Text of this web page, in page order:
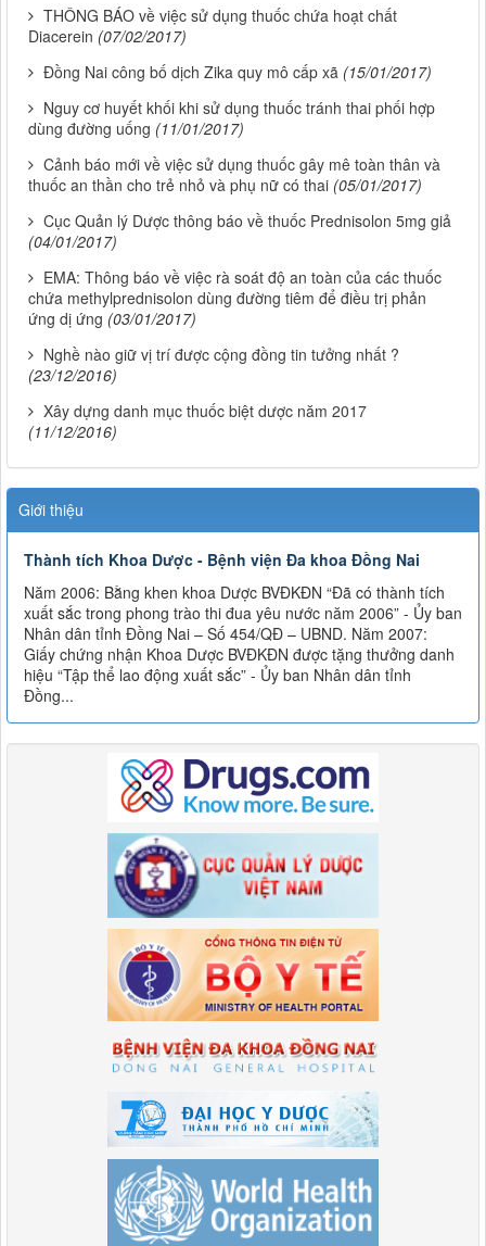
THÔNG BÁO về việc sử dụng thuốc chứa hoạt chất
Diacerein (07/02/2017)
Đồng Nai công bố dịch Zika quy mô cấp xã (15/01/2017)
Nguy cơ huyết khối khi sử dụng thuốc tránh thai phối hợp
dùng đường uống (11/01/2017)
Cảnh báo mới về việc sử dụng thuốc gây mê toàn thân và
thuốc an thần cho trẻ nhỏ và phụ nữ có thai (05/01/2017)
Cục Quản lý Dược thông báo về thuốc Prednisolon 5mg giả
(04/01/2017)
EMA: Thông báo về việc rà soát độ an toàn của các thuốc
chứa methylprednisolon dùng đường tiêm để điều trị phản
ứng dị ứng (03/01/2017)
Nghề nào giữ vị trí được cộng đồng tin tưởng nhất ?
(23/12/2016)
Xây dựng danh mục thuốc biệt dược năm 2017
(11/12/2016)
Giới thiệu
Thành tích Khoa Dược - Bệnh viện Đa khoa Đồng Nai
Năm 2006: Bằng khen khoa Dược BVĐKĐN “Đã có thành tích
xuất sắc trong phong trào thi đua yêu nước năm 2006” - Ủy ban
Nhân dân tỉnh Đồng Nai – Số 454/QĐ – UBND. Năm 2007:
Giấy chứng nhận Khoa Dược BVĐKĐN được tặng thưởng danh
hiệu “Tập thể lao động xuất sắc” - Ủy ban Nhân dân tỉnh
Đồng...